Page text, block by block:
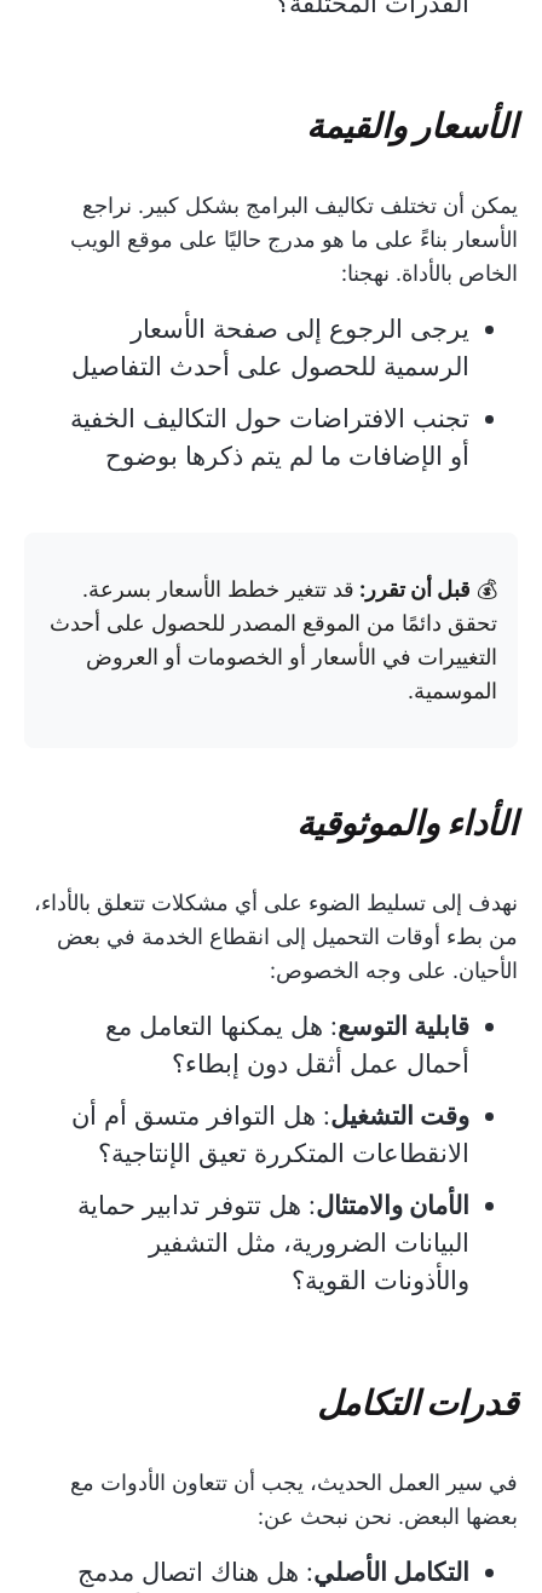
الأسعار والقيمة
يمكن أن تختلف تكاليف البرامج بشكل كبير. نراجع
الأسعار بناءً على ما هو مدرج حاليًا على موقع الويب
الخاص بالأداة. نهجنا:
يرجى الرجوع إلى صفحة الأسعار
الرسمية للحصول على أحدث التفاصيل
تجنب الافتراضات حول التكاليف الخفية
أو الإضافات ما لم يتم ذكرها بوضوح
💰 قبل أن تقرر: قد تتغير خطط الأسعار بسرعة.
تحقق دائمًا من الموقع المصدر للحصول على أحدث
التغييرات في الأسعار أو الخصومات أو العروض
الموسمية.
الأداء والموثوقية
نهدف إلى تسليط الضوء على أي مشكلات تتعلق بالأداء،
من بطء أوقات التحميل إلى انقطاع الخدمة في بعض
الأحيان. على وجه الخصوص:
قابلية التوسع: هل يمكنها التعامل مع
أحمال عمل أثقل دون إبطاء؟
وقت التشغيل: هل التوافر متسق أم أن
الانقطاعات المتكررة تعيق الإنتاجية؟
الأمان والامتثال: هل تتوفر تدابير حماية
البيانات الضرورية، مثل التشفير
والأذونات القوية؟
قدرات التكامل
في سير العمل الحديث، يجب أن تتعاون الأدوات مع
بعضها البعض. نحن نبحث عن:
التكامل الأصلي: هل هناك اتصال مدمج